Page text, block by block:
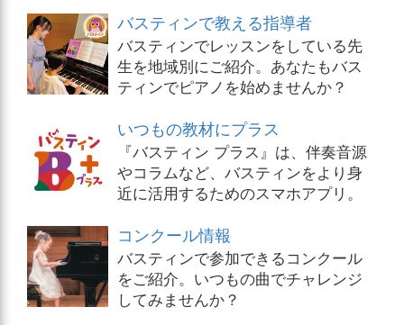
バスティンで教える指導者
バスティンでレッスンをしている先
生を地域別にご紹介。あなたもバス
ティンでピアノを始めませんか？
いつもの教材にプラス
『バスティン プラス』は、伴奏音源
やコラムなど、バスティンをより身
近に活用するためのスマホアプリ。
コンクール情報
バスティンで参加できるコンクール
をご紹介。いつもの曲でチャレンジ
してみませんか？